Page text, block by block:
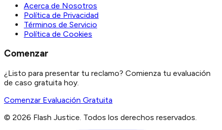
Acerca de Nosotros
Política de Privacidad
Términos de Servicio
Política de Cookies
Comenzar
¿Listo para presentar tu reclamo? Comienza tu evaluación
de caso gratuita hoy.
Comenzar Evaluación Gratuita
© 2026 Flash Justice. Todos los derechos reservados.